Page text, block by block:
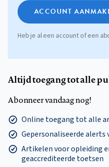
ACCOUNT
Heb je al een account of een
Altijd toegang tot alle
Abonneer vandaag nog!
Online toegang tot alle
Gepersonaliseerde alerts
Artikelen voor opleiding
geaccrediteerde toetsen